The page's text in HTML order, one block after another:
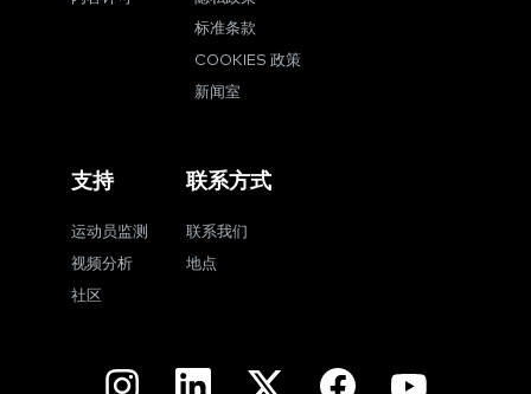
标准条款
COOKIES 政策
新闻室
支持
运动员监测
视频分析
社区
联系方式
联系我们
地点